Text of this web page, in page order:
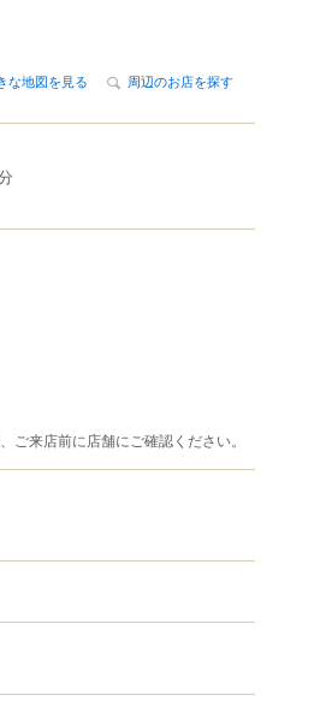
な地図を見る 周辺のお店を探す
来店前に店舗にご確認ください。